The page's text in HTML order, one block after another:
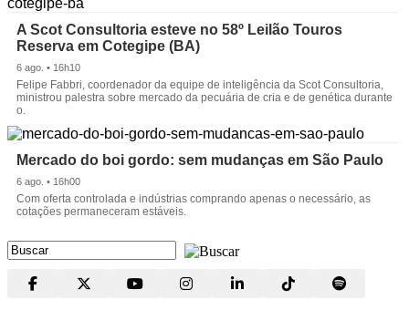
A Scot Consultoria esteve no 58º Leilão Touros
Reserva em Cotegipe (BA)
6 ago. • 16h10
Felipe Fabbri, coordenador da equipe de inteligência da Scot Consultoria,
ministrou palestra sobre mercado da pecuária de cria e de genética durante
o.
Mercado do boi gordo: sem mudanças em São Paulo
6 ago. • 16h00
Com oferta controlada e indústrias comprando apenas o necessário, as
cotações permaneceram estáveis.